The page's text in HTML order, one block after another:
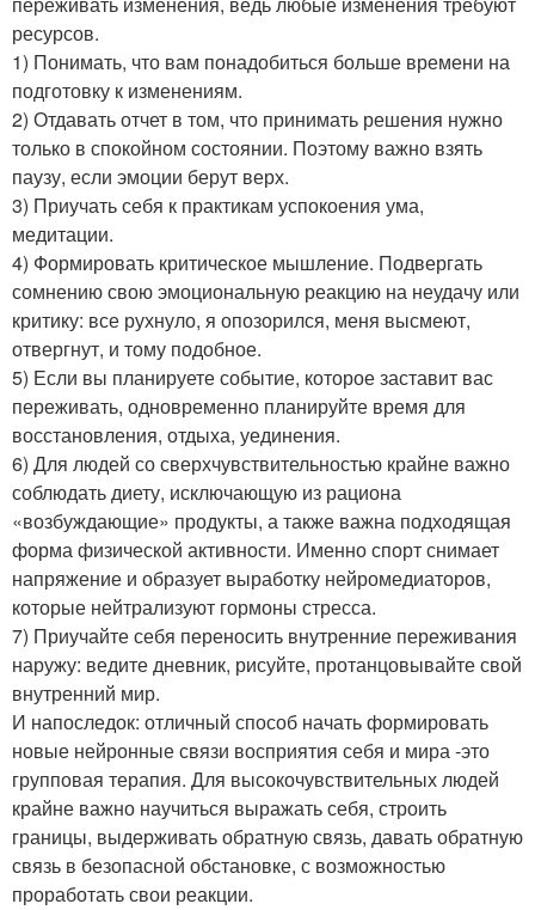
ресурсов.
1) Понимать, что вам понадобиться больше времени на
подготовку к изменениям.
2) Отдавать отчет в том, что принимать решения нужно
только в спокойном состоянии. Поэтому важно взять
паузу, если эмоции берут верх.
3) Приучать себя к практикам успокоения ума,
медитации.
4) Формировать критическое мышление. Подвергать
сомнению свою эмоциональную реакцию на неудачу или
критику: все рухнуло, я опозорился, меня высмеют,
отвергнут, и тому подобное.
5) Если вы планируете событие, которое заставит вас
переживать, одновременно планируйте время для
восстановления, отдыха, уединения.
6) Для людей со сверхчувствительностью крайне важно
соблюдать диету, исключающую из рациона
«возбуждающие» продукты, а также важна подходящая
форма физической активности. Именно спорт снимает
напряжение и образует выработку нейромедиаторов,
которые нейтрализуют гормоны стресса.
7) Приучайте себя переносить внутренние переживания
наружу: ведите дневник, рисуйте, протанцовывайте свой
внутренний мир.
И напоследок: отличный способ начать формировать
новые нейронные связи восприятия себя и мира -это
групповая терапия. Для высокочувствительных людей
крайне важно научиться выражать себя, строить
границы, выдерживать обратную связь, давать обратную
связь в безопасной обстановке, с возможностью
проработать свои реакции.